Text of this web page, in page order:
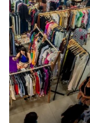
LAZER E
Bugonia